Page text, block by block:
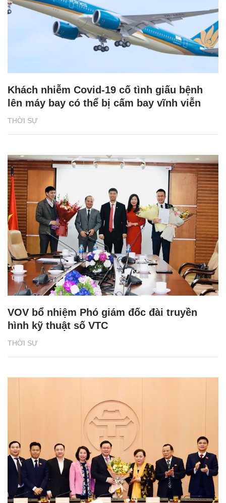
THỜI SỰ
Khách nhiễm Covid-19 cố tình giấu bệnh
lên máy bay có thể bị cấm bay vĩnh viễn
THỜI SỰ
VOV bổ nhiệm Phó giám đốc đài truyền
hình kỹ thuật số VTC